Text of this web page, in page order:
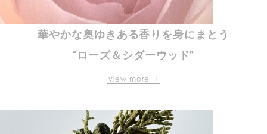
華やかな奥ゆきある香りを身にまとう
“ローズ＆シダーウッド”
甘すぎない華やかさのある
シダーウッド
の上品で深みのある香り。
*4 アトラスシーダー樹皮油
view more